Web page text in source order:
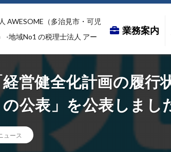
（多治見市・可児市・瑞浪
の税理士法人 アーサム税理士法人 –
こと、会計専門家を必要とするあ
のビジネスを総合的にサポートいた
プロフェッショナル集団
業務案内
営健全化計画の履行
の公表」を公表しまし
ュース